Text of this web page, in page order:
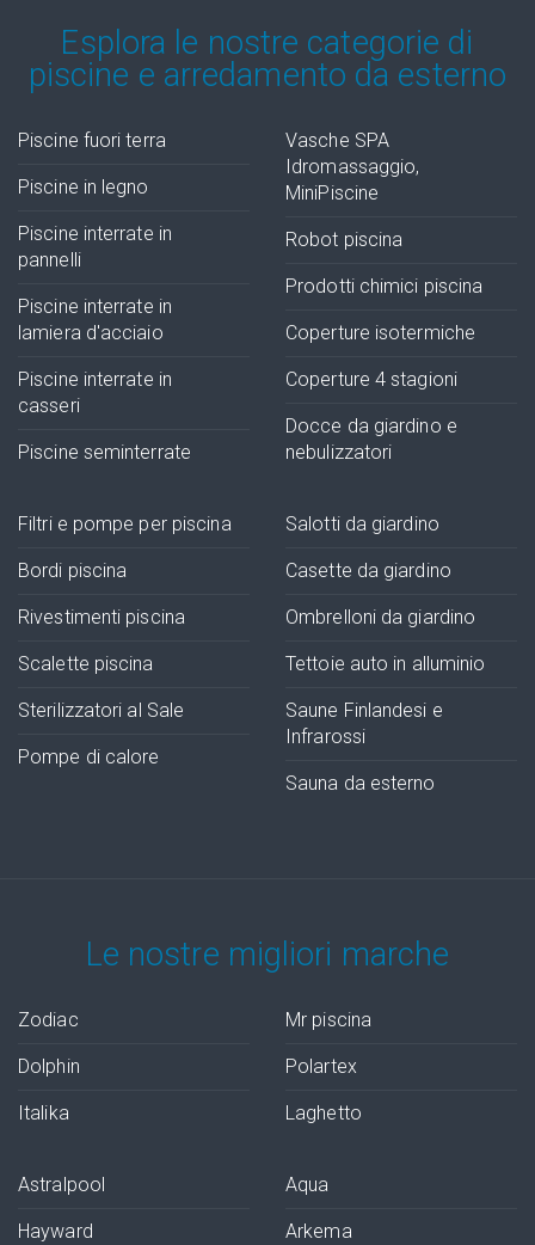
Esplora le nostre categorie di
piscine e arredamento da esterno
Piscine fuori terra
Piscine in legno
Piscine interrate in
pannelli
Piscine interrate in
lamiera d'acciaio
Piscine interrate in
casseri
Piscine seminterrate
Vasche SPA
Idromassaggio,
MiniPiscine
Robot piscina
Prodotti chimici piscina
Coperture isotermiche
Coperture 4 stagioni
Docce da giardino e
nebulizzatori
Filtri e pompe per piscina
Bordi piscina
Rivestimenti piscina
Scalette piscina
Sterilizzatori al Sale
Pompe di calore
Salotti da giardino
Casette da giardino
Ombrelloni da giardino
Tettoie auto in alluminio
Saune Finlandesi e
Infrarossi
Sauna da esterno
Le nostre migliori marche
Zodiac
Dolphin
Italika
Mr piscina
Polartex
Laghetto
Astralpool
Hayward
Aqua
Arkema